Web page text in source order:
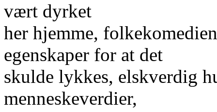
vært dyrket
her hjemme,
egenskaper for at det
skulde lykkes, elskverdig
menneskeverdier,